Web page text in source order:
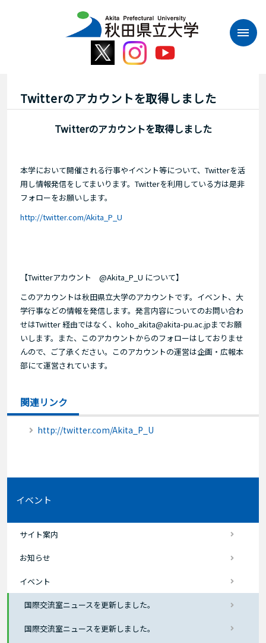
Twitterのアカウントを取得しました
Twitterのアカウントを取得しました
本学において開催される行事やイベント等について、Twitterを活
用し情報発信をしてまいります。Twitterを利用している方は是非
フォローをお願いします。
http://twitter.com/Akita_P_U
【Twitterアカウント @Akita_P_U について】
このアカウントは秋田県立大学のアカウントです。イベント、大
学行事などの情報を発信します。発言内容についてのお問い合わ
せはTwitter 経由ではなく、koho_akita@akita-pu.ac.jpまでお願
いします。また、このアカウントからのフォローはしておりませ
んので、ご了承ください。このアカウントの運営は企画・広報本
部にて運営されています。
関連リンク
http://twitter.com/Akita_P_U
イベント
サイト案内
お知らせ
イベント
国際交流室ニュースを更新しました。
国際交流室ニュースを更新しました。